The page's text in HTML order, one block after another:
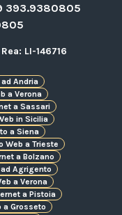
393.9380805
LI-146716
Andria
a Verona
a Sassari
in Sicilia
a Siena
Web a Trieste
a Bolzano
Agrigento
a Verona
a Pistoia
a Grosseto